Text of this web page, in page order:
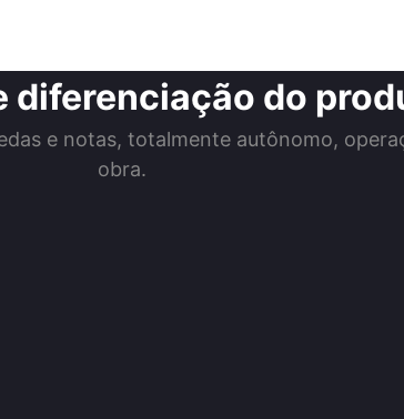
diferenciação do
e notas, totalmente autônomo,
obra.